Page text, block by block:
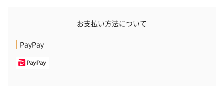
お支払い方法について
PayPay